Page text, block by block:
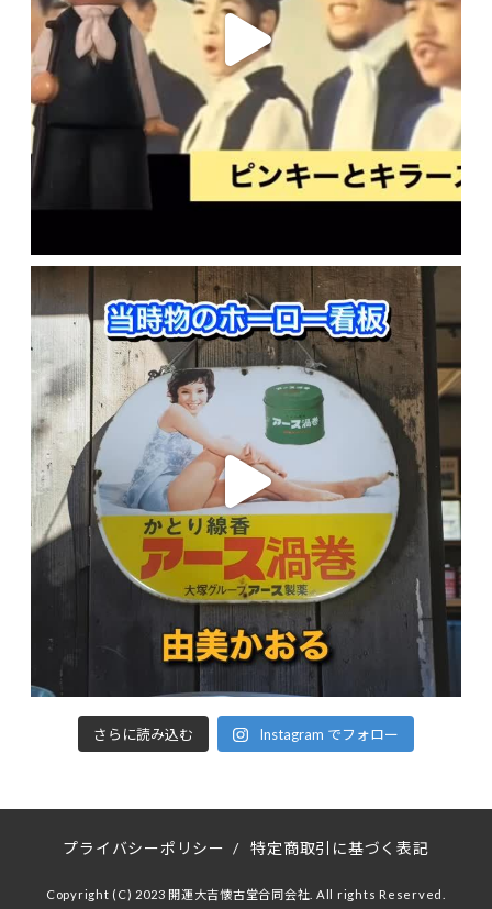
さらに読み込む Instagram でフォロー
プライバシーポリシー / 特定商取引に基づく表記
Copyright (C) 2023 開運大吉懐古堂合同会社. All rights Reserved.